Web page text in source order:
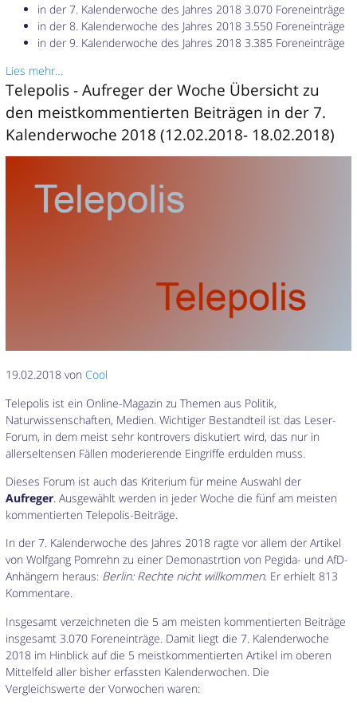
in der 7. Kalenderwoche des Jahres 2018 3.070 Foreneinträge
in der 8. Kalenderwoche des Jahres 2018 3.550 Foreneinträge
in der 9. Kalenderwoche des Jahres 2018 3.385 Foreneinträge
Lies mehr…
Telepolis - Aufreger der Woche Übersicht zu
den meistkommentierten Beiträgen in der 7.
Kalenderwoche 2018 (12.02.2018- 18.02.2018)
19.02.2018 vonCool
Telepolis ist ein Online-Magazin zu Themen aus Politik,
Naturwissenschaften, Medien. Wichtiger Bestandteil ist das Leser-
Forum, in dem meist sehr kontrovers diskutiert wird, das nur in
allerseltensen Fällen moderierende Eingriffe erdulden muss.
Dieses Forum ist auch das Kriterium für meine Auswahl der
Aufreger. Ausgewählt werden in jeder Woche die fünf am meisten
kommentierten Telepolis-Beiträge.
In der 7. Kalenderwoche des Jahres 2018 ragte vor allem der Artikel
von Wolfgang Pomrehn zu einer Demonastrtion von Pegida- und AfD-
Anhängern heraus: Berlin: Rechte nicht willkommen. Er erhielt 813
Kommentare.
Insgesamt verzeichneten die 5 am meisten kommentierten Beiträge
insgesamt 3.070 Foreneinträge. Damit liegt die 7. Kalenderwoche
2018 im Hinblick auf die 5 meistkommentierten Artikel im oberen
Mittelfeld aller bisher erfassten Kalenderwochen. Die
Vergleichswerte der Vorwochen waren: